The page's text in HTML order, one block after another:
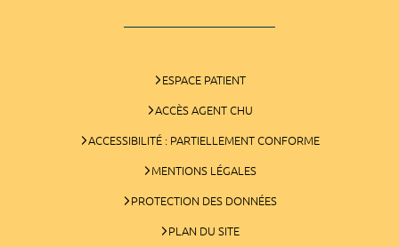
ESPACE PATIENT
ACCÈS AGENT CHU
ACCESSIBILITÉ : PARTIELLEMENT CONFORME
MENTIONS LÉGALES
PROTECTION DES DONNÉES
PLAN DU SITE